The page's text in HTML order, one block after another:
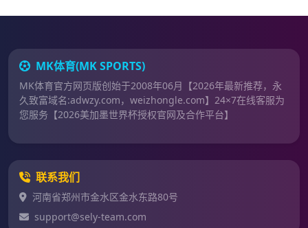
MK体育(MK SPORTS)
MK体育官方网页版创始于2008年06月【2026年最新推荐，永
久致富域名:adwzy.com，weizhongle.com】24×7在线客服为
您服务【2026美加墨世界杯授权官网及合作平台】
联系我们
河南省郑州市金水区金水东路80号
support@sely-team.com